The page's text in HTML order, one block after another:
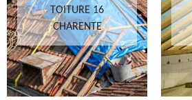
TOITURE 16
CHARENTE